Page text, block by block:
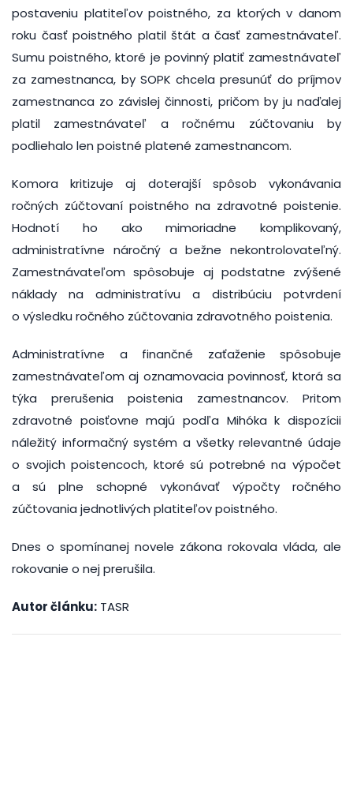
postaveniu platiteľov poistného, za ktorých v danom
roku časť poistného platil štát a časť zamestnávateľ.
Sumu poistného, ktoré je povinný platiť zamestnávateľ
za zamestnanca, by SOPK chcela presunúť do príjmov
zamestnanca zo závislej činnosti, pričom by ju naďalej
platil zamestnávateľ a ročnému zúčtovaniu by
podliehalo len poistné platené zamestnancom.
Komora kritizuje aj doterajší spôsob vykonávania
ročných zúčtovaní poistného na zdravotné poistenie.
Hodnotí ho ako mimoriadne komplikovaný,
administratívne náročný a bežne nekontrolovateľný.
Zamestnávateľom spôsobuje aj podstatne zvýšené
náklady na administratívu a distribúciu potvrdení
o výsledku ročného zúčtovania zdravotného poistenia.
Administratívne a finančné zaťaženie spôsobuje
zamestnávateľom aj oznamovacia povinnosť, ktorá sa
týka prerušenia poistenia zamestnancov. Pritom
zdravotné poisťovne majú podľa Mihóka k dispozícii
náležitý informačný systém a všetky relevantné údaje
o svojich poistencoch, ktoré sú potrebné na výpočet
a sú plne schopné vykonávať výpočty ročného
zúčtovania jednotlivých platiteľov poistného.
Dnes o spomínanej novele zákona rokovala vláda, ale
rokovanie o nej prerušila.
Autor článku: TASR